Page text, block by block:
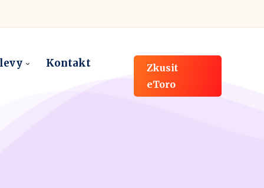
Kontakt
Zkusit
eToro